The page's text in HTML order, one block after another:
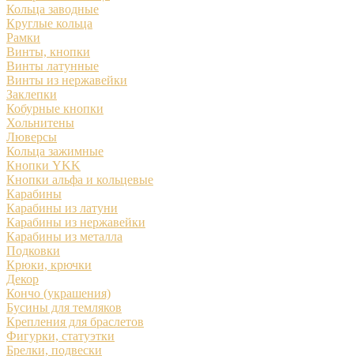
Кольца заводные
Круглые кольца
Рамки
Винты, кнопки
Винты латунные
Винты из нержавейки
Заклепки
Кобурные кнопки
Хольнитены
Люверсы
Кольца зажимные
Кнопки YKK
Кнопки альфа и кольцевые
Карабины
Карабины из латуни
Карабины из нержавейки
Карабины из металла
Подковки
Крюки, крючки
Декор
Кончо (украшения)
Бусины для темляков
Крепления для браслетов
Фигурки, статуэтки
Брелки, подвески